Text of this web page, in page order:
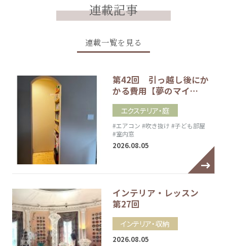
連載記事
連載一覧を見る
第42回 引っ越し後にか
かる費用【夢のマイ…
エクステリア・庭
#エアコン #吹き抜け #子ども部屋
#室内窓
2026.08.05
インテリア・レッスン
第27回
インテリア・収納
2026.08.05